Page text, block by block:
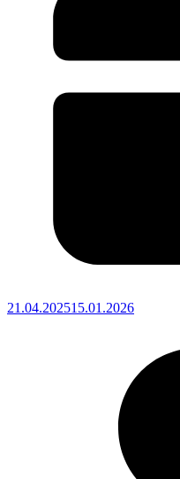
21.04.202515.01.2026